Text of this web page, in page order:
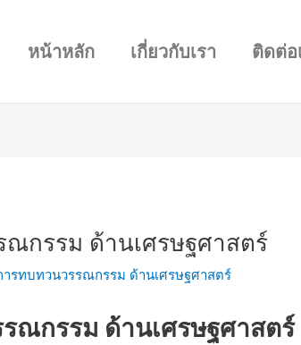
หน้าหลัก เกี่ยวกับเรา ติดต่อ
กรรม ด้านเศรษฐศาสตร์
ารทบทวนวรรณกรรม ด้านเศรษฐศาสตร์
ณกรรม ด้านเศรษฐศาสตร์